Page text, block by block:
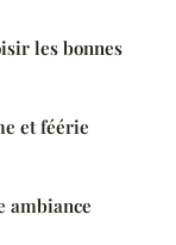
les bonnes
et féérie
ambiance